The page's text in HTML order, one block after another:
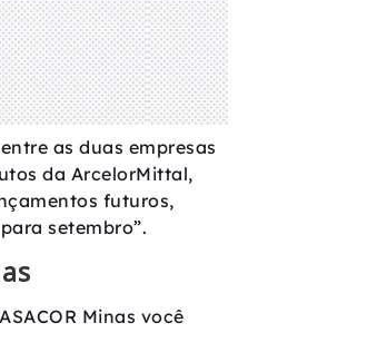
as duas empresas
da ArcelorMittal,
futuros,
setembro”.
Minas você